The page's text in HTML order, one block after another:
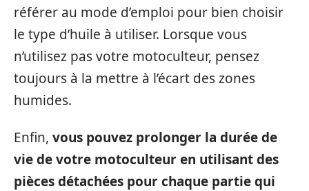
référer au mode d’emploi pour bien choisir
le type d’huile à utiliser. Lorsque vous
n’utilisez pas votre motoculteur, pensez
toujours à la mettre à l’écart des zones
humides.
Enfin, vous pouvez prolonger la durée de
vie de votre motoculteur en utilisant des
pièces détachées pour chaque partie qui